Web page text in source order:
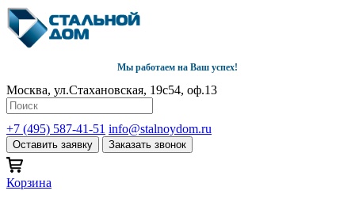
Мы работаем на Ваш успех!
Москва, ул.Стахановская, 19с54, оф.13
+7 (495) 587-41-51 info@stalnoydom.ru
Оставить заявку Заказать звонок
Корзина